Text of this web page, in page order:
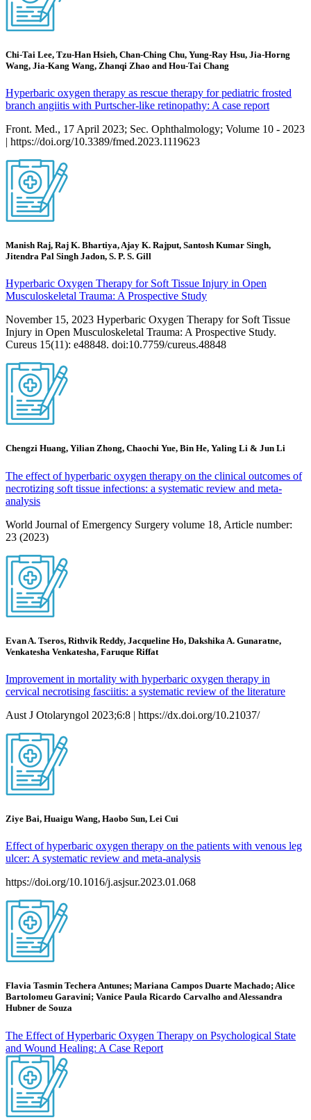
Chi-Tai Lee, Tzu-Han Hsieh, Chan-Ching Chu, Yung-Ray Hsu, Jia-Horng
Wang, Jia-Kang Wang, Zhanqi Zhao and Hou-Tai Chang
Hyperbaric oxygen therapy as rescue therapy for pediatric frosted
branch angiitis with Purtscher-like retinopathy: A case report
Front. Med., 17 April 2023; Sec. Ophthalmology; Volume 10 - 2023
| https://doi.org/10.3389/fmed.2023.1119623
Manish Raj, Raj K. Bhartiya, Ajay K. Rajput, Santosh Kumar Singh,
Jitendra Pal Singh Jadon, S. P. S. Gill
Hyperbaric Oxygen Therapy for Soft Tissue Injury in Open
Musculoskeletal Trauma: A Prospective Study
November 15, 2023 Hyperbaric Oxygen Therapy for Soft Tissue
Injury in Open Musculoskeletal Trauma: A Prospective Study.
Cureus 15(11): e48848. doi:10.7759/cureus.48848
Chengzi Huang, Yilian Zhong, Chaochi Yue, Bin He, Yaling Li & Jun Li
The effect of hyperbaric oxygen therapy on the clinical outcomes of
necrotizing soft tissue infections: a systematic review and meta-
analysis
World Journal of Emergency Surgery volume 18, Article number:
23 (2023)
Evan A. Tseros, Rithvik Reddy, Jacqueline Ho, Dakshika A. Gunaratne,
Venkatesha Venkatesha, Faruque Riffat
Improvement in mortality with hyperbaric oxygen therapy in
cervical necrotising fasciitis: a systematic review of the literature
Aust J Otolaryngol 2023;6:8 | https://dx.doi.org/10.21037/
Ziye Bai, Huaigu Wang, Haobo Sun, Lei Cui
Effect of hyperbaric oxygen therapy on the patients with venous leg
ulcer: A systematic review and meta-analysis
https://doi.org/10.1016/j.asjsur.2023.01.068
Flavia Tasmin Techera Antunes; Mariana Campos Duarte Machado; Alice
Bartolomeu Garavini; Vanice Paula Ricardo Carvalho and Alessandra
Hubner de Souza
The Effect of Hyperbaric Oxygen Therapy on Psychological State
and Wound Healing: A Case Report